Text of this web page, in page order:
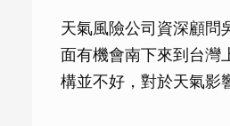
天氣風險公司資深顧問
面有機會南下來到台灣
構並不好，對於天氣影